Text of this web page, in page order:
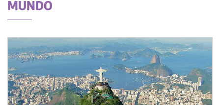
MUNDO